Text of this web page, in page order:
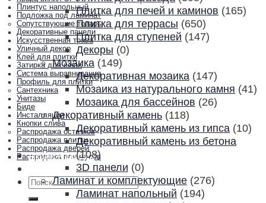
Плинтус напольный
Подложка под ламинат
Сопутствующие товары
Декоративные панели
Искусственная трава
Уличный декор
Клей для плитки
Затирка для швов
Система выравнивания
Профиль для плитки
Сантехника
Унитазы
Биде
Инсталляции
Кнопки слива
Распродажа остатков
Распродажа плитки
Распродажа дверей
Распродажа плинтусов
Акции и скидки
Контакты
Искать:
Плитка для печей и каминов (165)
Плитка для террасы (650)
Плитка для ступеней (147)
Декоры (0)
Мозаика (149)
Декоративная мозаика (147)
Мозаика из натурального камня (41)
Мозаика для бассейнов (26)
Декоративный камень (118)
Декоративный камень из гипса (10)
Декоративный камень из бетона
(108)
3D панели (0)
Ламинат и комплектующие (276)
Ламинат напольный (194)